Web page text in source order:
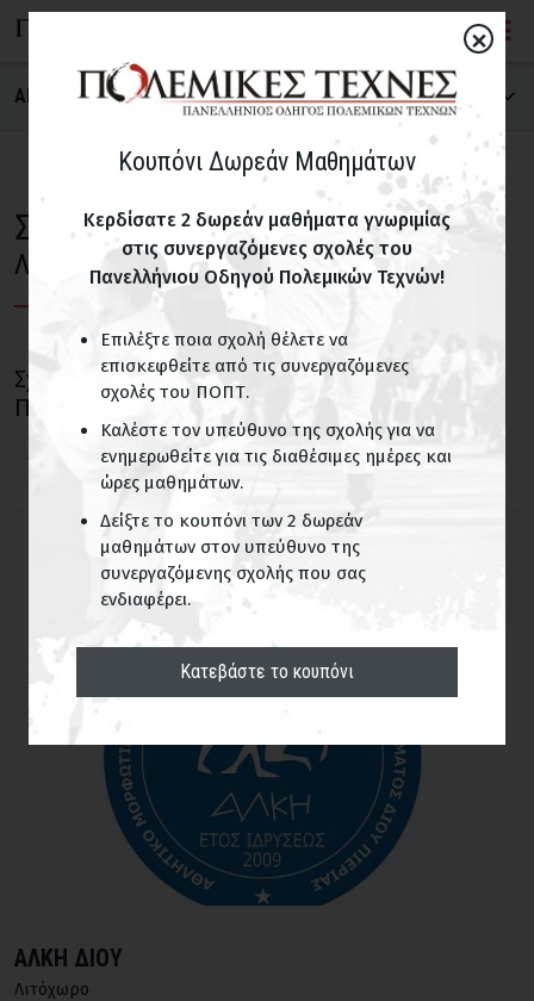
ΑΝΑΖΗΤΗΣΗ ΣΧΟΛΗΣ
ΝΟΜΟΣ
ΠΑΙΔΙΚΑ ΤΜΗΜΑΤΑ
Σχολές με παιδικά τμήματα
ΟΝΟΜΑ ΣΧΟΛΗΣ
ΕΥΡΕΣΗ
Σχολές Οκινάουα Τε Τάι
Λιτόχωρο Πιερίας
Σχολές Οκινάουα Τε Τάι σε περιοχές του Ν.
Πιερίας
Λιτόχωρο
ΑΛΚΗ ΔΙΟΥ
Λιτόχωρο
×
Κουπόνι Δωρεάν Μαθημάτων
Κερδίσατε 2 δωρεάν μαθήματα γνωριμίας
στις συνεργαζόμενες σχολές του
Πανελλήνιου Οδηγού Πολεμικών Τεχνών!
Επιλέξτε ποια σχολή θέλετε να
επισκεφθείτε από τις συνεργαζόμενες
σχολές του ΠΟΠΤ.
Καλέστε τον υπεύθυνο της σχολής για να
ενημερωθείτε για τις διαθέσιμες ημέρες και
ώρες μαθημάτων.
Δείξτε το κουπόνι των 2 δωρεάν
μαθημάτων στον υπεύθυνο της
συνεργαζόμενης σχολής που σας
ενδιαφέρει.
Κατεβάστε το κουπόνι